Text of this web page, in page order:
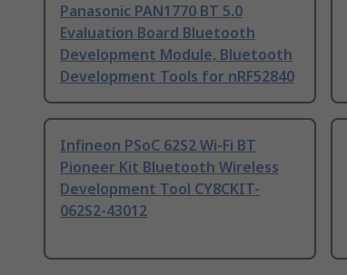
Panasonic PAN1770 BT 5.0
Evaluation Board Bluetooth
Development Module, Bluetooth
Development Tools for nRF52840
Infineon PSoC 62S2 Wi-Fi BT
Pioneer Kit Bluetooth Wireless
Development Tool CY8CKIT-
062S2-43012